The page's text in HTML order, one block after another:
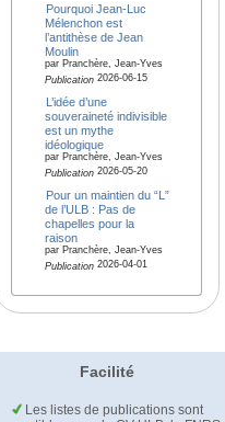
Pourquoi Jean-Luc
Mélenchon est
l’antithèse de Jean
Moulin
par Pranchère, Jean-Yves
Publication2026-06-15
L’idée d’une
souveraineté indivisible
est un mythe
idéologique
par Pranchère, Jean-Yves
Publication2026-05-20
Pour un maintien du “L”
de l’ULB : Pas de
chapelles pour la
raison
par Pranchère, Jean-Yves
Publication2026-04-01
Facilité
Les listes de publications sont